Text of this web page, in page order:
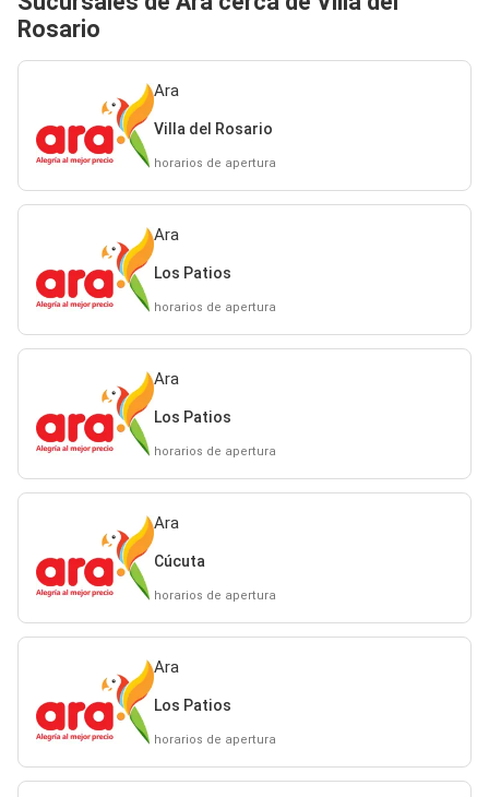
Rosario
Ara
Villa del Rosario
horarios de apertura
Ara
Los Patios
horarios de apertura
Ara
Los Patios
horarios de apertura
Ara
Cúcuta
horarios de apertura
Ara
Los Patios
horarios de apertura